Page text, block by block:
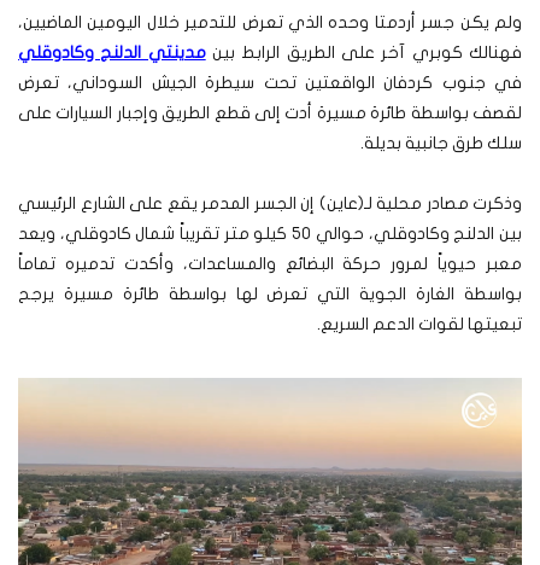
ولم يكن جسر أردمتا وحده الذي تعرض للتدمير خلال اليومين الماضيين،
فهنالك كوبري آخر على الطريق الرابط بينمدينتي الدلنج وكادوقلي
في جنوب كردفان الواقعتين تحت سيطرة الجيش السوداني، تعرض
لقصف بواسطة طائرة مسيرة أدت إلى قطع الطريق وإجبار السيارات على
سلك طرق جانبية بديلة.
وذكرت مصادر محلية لـ(عاين) إن الجسر المدمر يقع على الشارع الرئيسي
بين الدلنج وكادوقلي، حوالي 50 كيلو متر تقريباً شمال كادوقلي، ويعد
معبر حيوياً لمرور حركة البضائع والمساعدات، وأكدت تدميره تماماً
بواسطة الغارة الجوية التي تعرض لها بواسطة طائرة مسيرة يرجح
تبعيتها لقوات الدعم السريع.